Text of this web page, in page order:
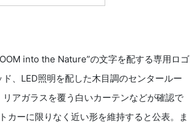
into the Nature”の文字を配する専用ロゴ
、LED照明を配した木目調のセンタールー
アガラスを覆う白いカーテンなどが確認で
カーに限りなく近い形を維持すると公表。ま